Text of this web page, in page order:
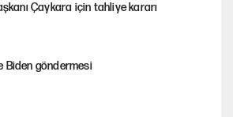
Çaykara için tahliye kararı
Biden göndermesi